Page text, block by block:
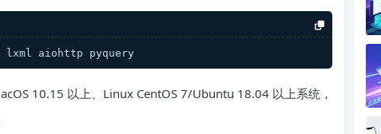
aiohttp pyquery
10.15 以上、Linux CentOS 7/Ubuntu 18.04 以上系统，